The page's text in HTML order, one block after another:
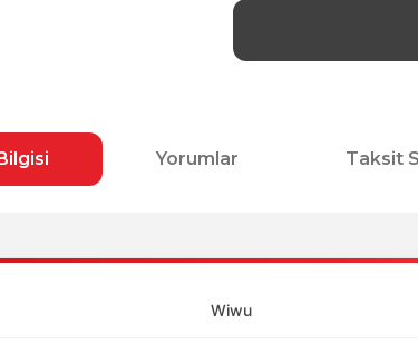
Yorumlar Taksit
Wiwu